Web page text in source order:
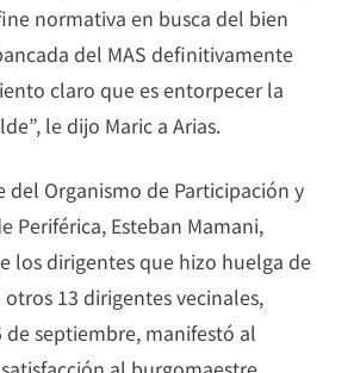
normativa en busca del bien
del MAS definitivamente
claro que es entorpecer la
le dijo Maric a Arias.
del Organismo de Participación y
Periférica, Esteban Mamani,
los dirigentes que hizo huelga de
13 dirigentes vecinales,
de septiembre, manifestó al